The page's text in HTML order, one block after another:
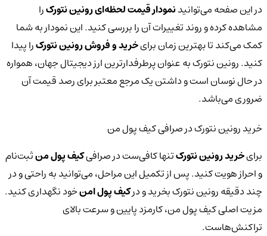
در این صفحه می‌توانیدنمودار قیمت لحظه‌ای رونین نتورکرا
مشاهده کرده و روند تغییرات آن را بررسی کنید. این نمودار به شما
کمک می‌کند تا بهترین زمان برایخرید و فروش رونین نتورکرا پیدا
کنید. رونین نتورک به عنوان پرطرفدارترین ارز دیجیتال جهان، همواره
در حال نوسان است و داشتن یک مرجع معتبر برای رصد قیمت آن
ضروری می‌باشد.
خرید رونین نتورک در صرافی کیف پول من
برایخرید رونین نتورکتنها کافی‌ست در صرافیکیف پول منثبت‌نام
و احراز هویت کنید. پس از تکمیل این مراحل، می‌توانید به راحتی و در
چند دقیقه رونین نتورک بخرید و درکیف پول امنخود نگهداری کنید.
مزیت اصلی کیف پول من، کارمزد پایین و سرعت بالای
تراکنش‌هاست.